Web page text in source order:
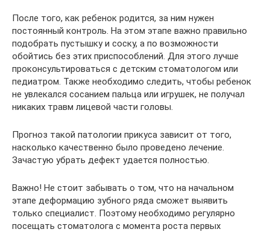
После того, как ребенок родится, за ним нужен
постоянный контроль. На этом этапе важно правильно
подобрать пустышку и соску, а по возможности
обойтись без этих приспособлений. Для этого лучше
проконсультироваться с детским стоматологом или
педиатром. Также необходимо следить, чтобы ребенок
не увлекался сосанием пальца или игрушек, не получал
никаких травм лицевой части головы.
Прогноз такой патологии прикуса зависит от того,
насколько качественно было проведено лечение.
Зачастую убрать дефект удается полностью.
Важно! Не стоит забывать о том, что на начальном
этапе деформацию зубного ряда сможет выявить
только специалист. Поэтому необходимо регулярно
посещать стоматолога с момента роста первых